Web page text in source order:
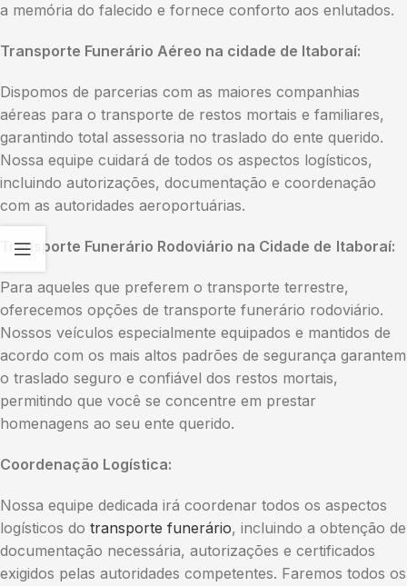
a memória do falecido e fornece conforto aos enlutados.
Transporte Funerário Aéreo na cidade de Itaboraí:
Dispomos de parcerias com as maiores companhias
aéreas para o transporte de restos mortais e familiares,
garantindo total assessoria no traslado do ente querido.
Nossa equipe cuidará de todos os aspectos logísticos,
incluindo autorizações, documentação e coordenação
com as autoridades aeroportuárias.
Transporte Funerário Rodoviário na Cidade de Itaboraí:
Para aqueles que preferem o transporte terrestre,
oferecemos opções de transporte funerário rodoviário.
Nossos veículos especialmente equipados e mantidos de
acordo com os mais altos padrões de segurança garantem
o traslado seguro e confiável dos restos mortais,
permitindo que você se concentre em prestar
homenagens ao seu ente querido.
Coordenação Logística:
Nossa equipe dedicada irá coordenar todos os aspectos
logísticos do transporte funerário, incluindo a obtenção de
documentação necessária, autorizações e certificados
exigidos pelas autoridades competentes. Faremos todos os